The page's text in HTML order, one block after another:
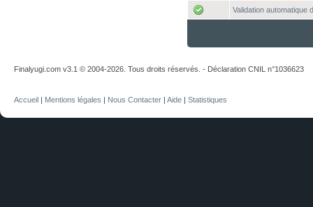
Validation automatique
Finalyugi.com v3.1 © 2004-2026. Tous droits réservés. - Déclaration CNIL n°1036623
Accueil | Mentions légales | Nous Contacter | Aide | Statistiques